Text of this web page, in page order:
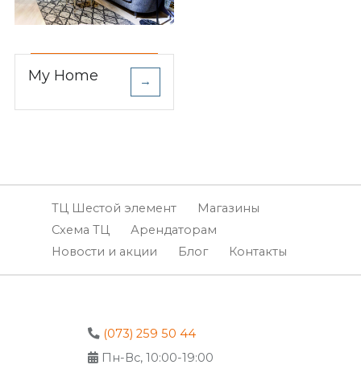
My Home →
ТЦ Шестой элемент
Магазины
Схема ТЦ
Арендаторам
Новости и акции
Блог Контакты
(073) 259 50 44
Пн-Вс, 10:00-19:00